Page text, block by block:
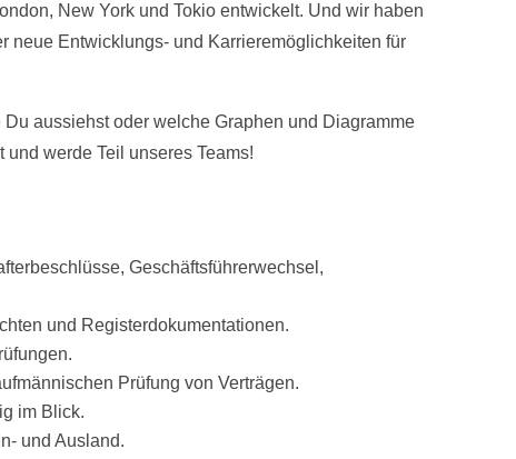
New York und Tokio entwickelt. Und wir haben
neue Entwicklungs- und Karrieremöglichkeiten für
aussiehst oder welche Graphen und Diagramme
werde Teil unseres Teams!
Geschäftsführerwechsel,
und Registerdokumentationen.
Prüfung von Verträgen.
im Blick.
und Ausland.